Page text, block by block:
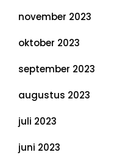
november 2023
oktober 2023
september 2023
augustus 2023
juli 2023
juni 2023